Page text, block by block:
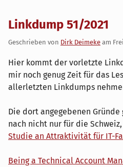
Linkdump 51/2021
Geschrieben von Dirk Deimeke am
Hier kommt der vorletzte
mir noch genug Zeit für das
allerletzten Linkdumps
Die dort angegebenen
nach nicht nur für die Schweiz,
Studie an Attraktivität für IT-
Being a Technical Account